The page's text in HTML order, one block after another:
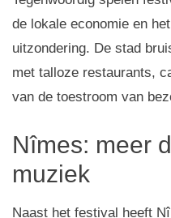
de lokale economie en
uitzondering. De stad
met talloze restaurants,
van de toestroom van
Nîmes: meer
muziek
Naast het festival heeft